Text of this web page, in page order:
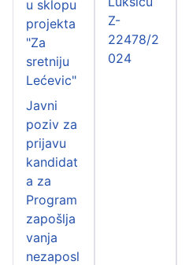
u sklopu
projekta
"Za
sretniju
Lećevic"
Javni
poziv za
prijavu
kandidat
a za
Program
zapošlja
vanja
nezaposl
Z-
22478/2
024